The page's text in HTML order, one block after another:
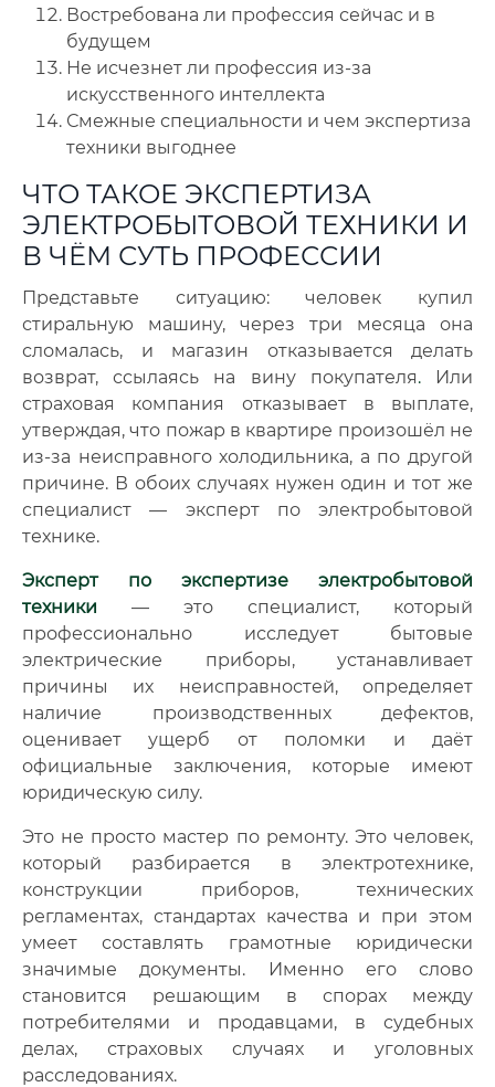
Востребована ли профессия сейчас и в
будущем
Не исчезнет ли профессия из-за
искусственного интеллекта
Смежные специальности и чем экспертиза
техники выгоднее
ЧТО ТАКОЕ ЭКСПЕРТИЗА
ЭЛЕКТРОБЫТОВОЙ ТЕХНИКИ И
В ЧЁМ СУТЬ ПРОФЕССИИ
Представьте ситуацию: человек купил
стиральную машину, через три месяца она
сломалась, и магазин отказывается делать
возврат, ссылаясь на вину покупателя.Или
страховая компания отказывает в выплате,
утверждая, что пожар в квартире произошёл не
из-за неисправного холодильника, а по другой
причине. В обоих случаях нужен один и тот же
специалист — эксперт по электробытовой
технике.
Эксперт по экспертизе электробытовой
техники — это специалист, который
профессионально исследует бытовые
электрические приборы, устанавливает
причины их неисправностей, определяет
наличие производственных дефектов,
оценивает ущерб от поломки и даёт
официальные заключения, которые имеют
юридическую силу.
Это не просто мастер по ремонту. Это человек,
который разбирается в электротехнике,
конструкции приборов, технических
регламентах, стандартах качества и при этом
умеет составлять грамотные юридически
значимые документы. Именно его слово
становится решающим в спорах между
потребителями и продавцами, в судебных
делах, страховых случаях и уголовных
расследованиях.